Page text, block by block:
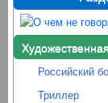
Российский
Триллер